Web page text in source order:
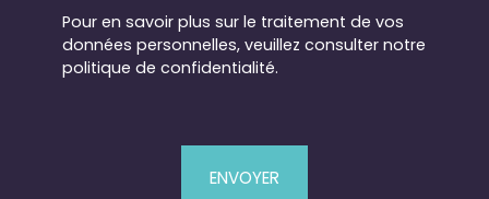
Pour en savoir plus sur le traitement de vos
données personnelles, veuillez consulter notre
politique de confidentialité.
ENVOYER